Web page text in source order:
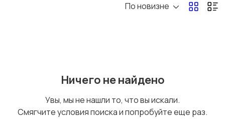
По новизне
Ничего не найдено
Увы, мы не нашли то, что вы искали.
Смягчите условия поиска и попробуйте еще раз.